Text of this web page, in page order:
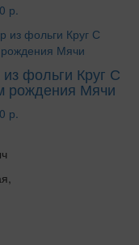
р.
фольги Круг С
рождения Мячи
р.